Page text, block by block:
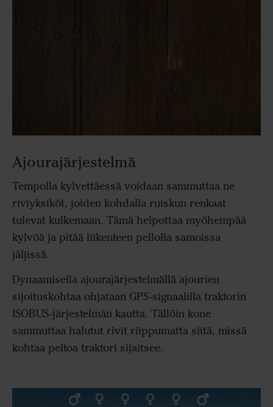
Ajourajärjestelmä
Tempolla kylvettäessä voidaan sammuttaa ne
riviyksiköt, joiden kohdalla ruiskun renkaat
tulevat kulkemaan. Tämä helpottaa myöhempää
kylvöä ja pitää liikenteen pellolla samoissa
jäljissä.
Dynaamisella ajourajärjestelmällä ajourien
sijoituskohtaa ohjataan GPS-signaalilla traktorin
ISOBUS-järjestelmän kautta. Tällöin kone
sammuttaa halutut rivit riippumatta siitä, missä
kohtaa peltoa traktori sijaitsee.